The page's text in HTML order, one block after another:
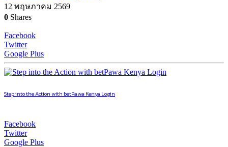
12 พฤษภาคม 2569
0 Shares
Facebook
Twitter
Google Plus
Step into the Action with betPawa Kenya Login
Facebook
Twitter
Google Plus